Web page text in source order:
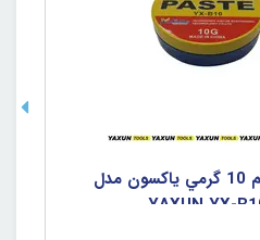
روغن لحيم 10 گرمي ياکسون مدل
YAXUN YX-